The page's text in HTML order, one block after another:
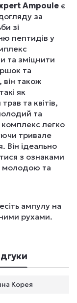
Ampoule є
за
зі
пептидів у
та зміцнити
та
також
як
та квітів,
та
легко
тривале
Він ідеально
з ознаками
молодою та
ампулу на
рухами.
Корея